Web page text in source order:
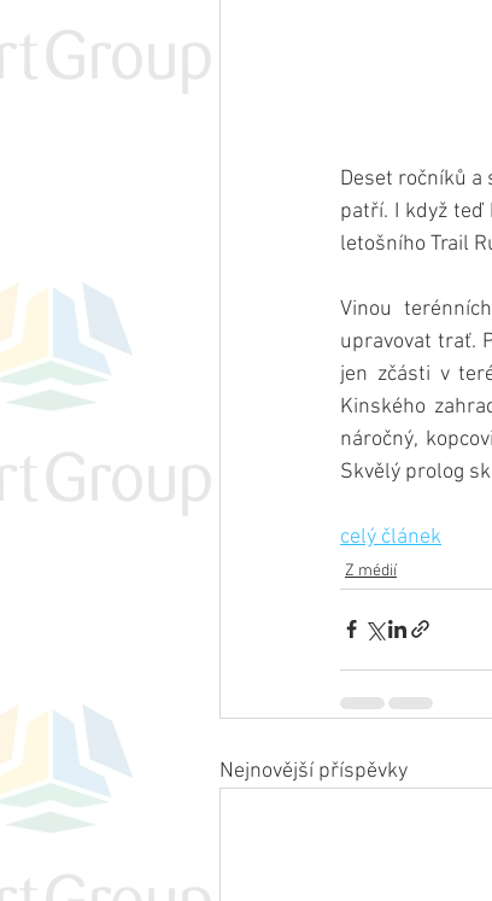
Deset ročníků a
patří. I když teď
letošního Trail
Vinou
upravovat trať.
jen zčásti v
Kinského
náročný,
Skvělý prolog
celý článek
Z médií
Nejnovější příspěvky